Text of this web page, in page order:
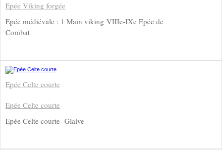
Epée Viking forgée
Epée médiévale : 1 Main viking VIIIe-IXe Epée de
Combat
Epée Celte courte
Epée Celte courte
Epée Celte courte- Glaive